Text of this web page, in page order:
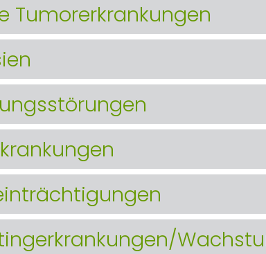
Tumorerkrankungen